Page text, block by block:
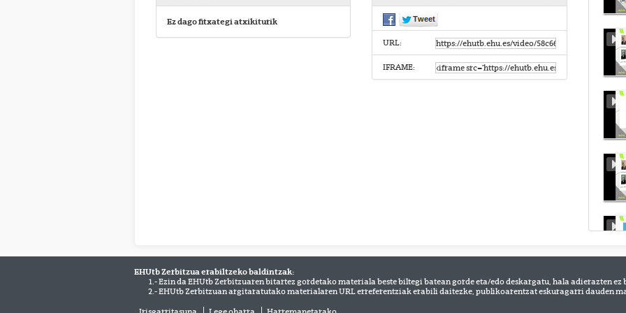
Ez dago fitxategi atxikiturik
URL:
IFRAME:
EHUtb Zerbitzua erabiltzeko baldintzak:
1.- Ezin da EHUtb Zerbitzuaren bitartez gordetako materiala beste biltegi batean gorde eta/edo deskargatu, hala adierazten ez
2.- EHUtb Zerbitzuan argitaratutako materialaren URL erreferentziak erabili daitezke, publikoarentzat eskuragarri dauden